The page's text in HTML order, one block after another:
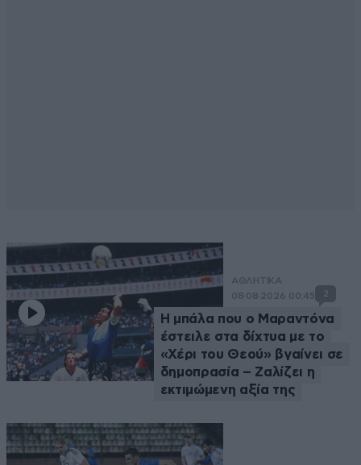
ΑΘΛΗΤΙΚΑ
08·08·2026 00:45
2
Η μπάλα που ο Μαραντόνα
έστειλε στα δίχτυα με το
«Χέρι του Θεού» βγαίνει σε
δημοπρασία – Ζαλίζει η
εκτιμώμενη αξία της